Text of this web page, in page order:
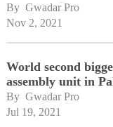
By Gwadar Pro
Nov 2, 2021
World second
assembly unit in
By Gwadar Pro
Jul 19, 2021